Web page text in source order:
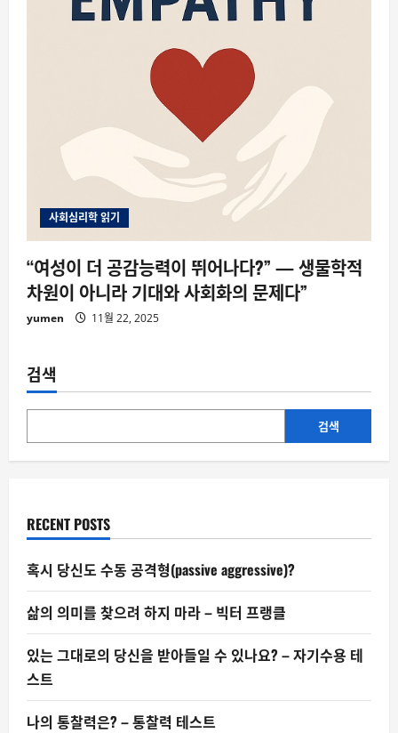
사회심리학 읽기
“여성이 더 공감능력이 뛰어나다?” — 생물학적
차원이 아니라 기대와 사회화의 문제다”
yumen 11월 22, 2025
검색
검색
RECENT POSTS
혹시 당신도 수동 공격형(passive aggressive)?
삶의 의미를 찾으려 하지 마라 – 빅터 프랭클
있는 그대로의 당신을 받아들일 수 있나요? – 자기수용 테
스트
나의 통찰력은? – 통찰력 테스트